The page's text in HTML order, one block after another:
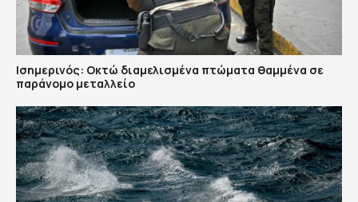
Ισημερινός: Οκτώ διαμελισμένα πτώματα θαμμένα σε
παράνομο μεταλλείο